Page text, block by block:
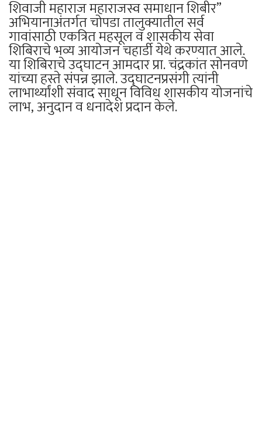
शिवाजी महाराज महाराजस्व समाधान शिबीर”
अभियानाअंतर्गत चोपडा तालुक्यातील सर्व
गावांसाठी एकत्रित महसूल व शासकीय सेवा
शिबिराचे भव्य आयोजन चहार्डी येथे करण्यात आले.
या शिबिराचे उद्घाटन आमदार प्रा. चंद्रकांत सोनवणे
यांच्या हस्ते संपन्न झाले. उद्घाटनप्रसंगी त्यांनी
लाभार्थ्यांशी संवाद साधून विविध शासकीय योजनांचे
लाभ, अनुदान व धनादेश प्रदान केले.